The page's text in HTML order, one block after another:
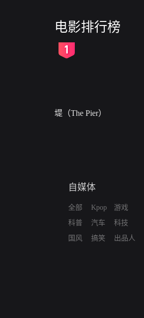
电影排行榜
堤（The Pier）
自媒体
全部
科普
国风
Kpop
汽车
搞笑
游戏
科技
出品人